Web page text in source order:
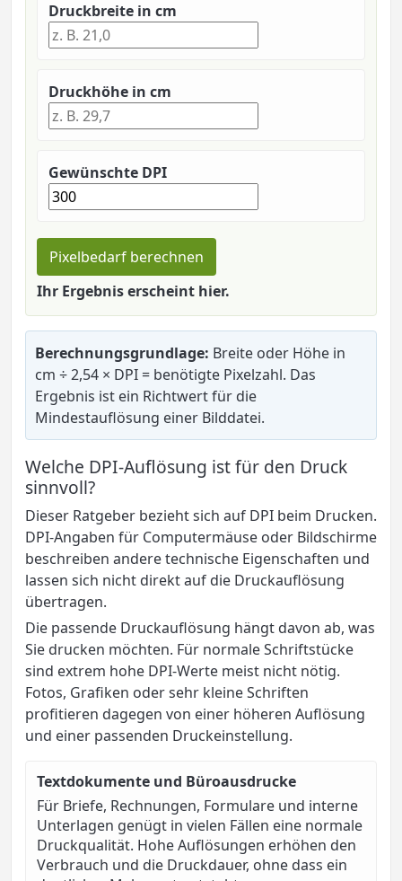
Druckbreite in cm
Druckhöhe in cm
Gewünschte DPI
Pixelbedarf berechnen
Ihr Ergebnis erscheint hier.
Berechnungsgrundlage: Breite oder Höhe in
cm ÷ 2,54 × DPI = benötigte Pixelzahl. Das
Ergebnis ist ein Richtwert für die
Mindestauflösung einer Bilddatei.
Welche DPI-Auflösung ist für den Druck
sinnvoll?
Dieser Ratgeber bezieht sich auf DPI beim Drucken.
DPI-Angaben für Computermäuse oder Bildschirme
beschreiben andere technische Eigenschaften und
lassen sich nicht direkt auf die Druckauflösung
übertragen.
Die passende Druckauflösung hängt davon ab, was
Sie drucken möchten. Für normale Schriftstücke
sind extrem hohe DPI-Werte meist nicht nötig.
Fotos, Grafiken oder sehr kleine Schriften
profitieren dagegen von einer höheren Auflösung
und einer passenden Druckeinstellung.
Textdokumente und Büroausdrucke
Für Briefe, Rechnungen, Formulare und interne
Unterlagen genügt in vielen Fällen eine normale
Druckqualität. Hohe Auflösungen erhöhen den
Verbrauch und die Druckdauer, ohne dass ein